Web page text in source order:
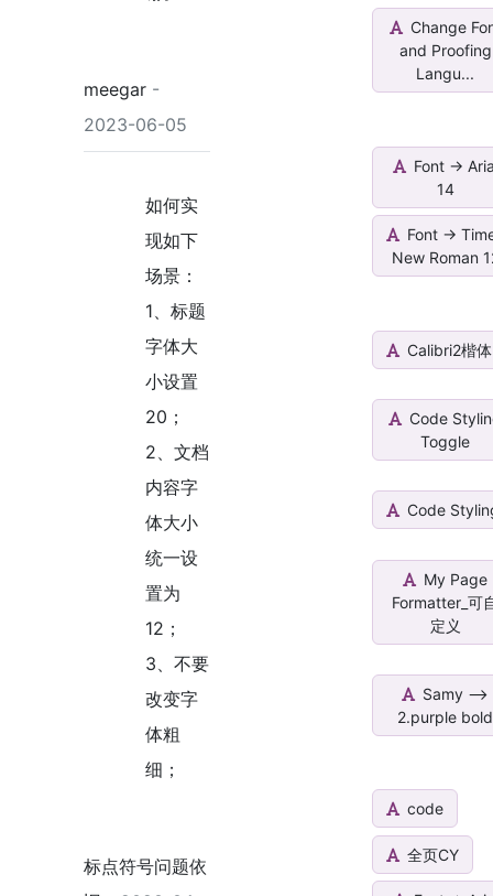
meegar -
2023-06-05
如何实
现如下
场景：
1、标题
字体大
小设置
20；
2、文档
内容字
体大小
统一设
置为
12；
3、不要
改变字
体粗
细；
标点符号问题依
Change
and Proofing
Langu...
Font ->
14
Font ->
New Roman
Calibri2楷体
Code
Toggle
Code
My Page
Formatter_可
定义
Samy -->
2.purple bold
code
全页CY